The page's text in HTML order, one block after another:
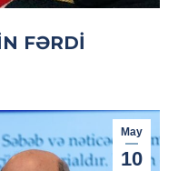
FƏRDI
May
10